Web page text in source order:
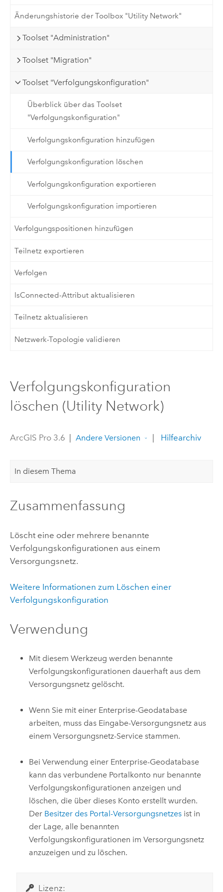
Änderungshistorie der Toolbox "Utility Network"
Toolset "Administration"
Toolset "Migration"
Toolset "Verfolgungskonfiguration"
Überblick über das Toolset
"Verfolgungskonfiguration"
Verfolgungskonfiguration hinzufügen
Verfolgungskonfiguration löschen
Verfolgungskonfiguration exportieren
Verfolgungskonfiguration importieren
Verfolgungspositionen hinzufügen
Teilnetz exportieren
Verfolgen
IsConnected-Attribut aktualisieren
Teilnetz aktualisieren
Netzwerk-Topologie validieren
Verfolgungskonfiguration
löschen (Utility Network)
ArcGIS Pro 3.6 | Andere Versionen | Hilfearchiv
In diesem Thema
Zusammenfassung
Löscht eine oder mehrere benannte
Verfolgungskonfigurationen aus einem
Versorgungsnetz.
Weitere Informationen zum Löschen einer
Verfolgungskonfiguration
Verwendung
Mit diesem Werkzeug werden benannte
Verfolgungskonfigurationen dauerhaft aus dem
Versorgungsnetz gelöscht.
Wenn Sie mit einer Enterprise-Geodatabase
arbeiten, muss das Eingabe-Versorgungsnetz aus
einem Versorgungsnetz-Service stammen.
Bei Verwendung einer Enterprise-Geodatabase
kann das verbundene Portalkonto nur benannte
Verfolgungskonfigurationen anzeigen und
löschen, die über dieses Konto erstellt wurden.
Der Besitzer des Portal-Versorgungsnetzes ist in
der Lage, alle benannten
Verfolgungskonfigurationen im Versorgungsnetz
anzuzeigen und zu löschen.
Lizenz: